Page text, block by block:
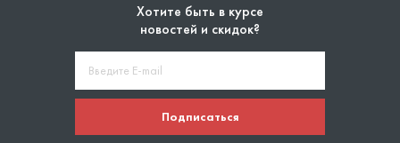
Хотите быть в курсе
новостей и скидок?
Подписаться